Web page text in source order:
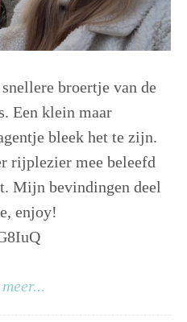
broertje van de
Een klein maar
bleek het te zijn.
rijplezier mee beleefd
Mijn bevindingen deel
enjoy!